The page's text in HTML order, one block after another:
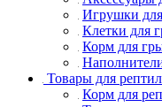
Игрушки
Клетки для
Корм для
Товары для
Корм для